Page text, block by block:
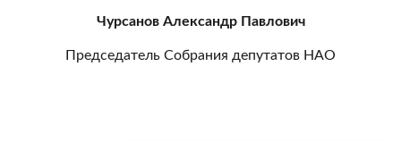
Чурсанов Александр Павлович
Председатель Собрания депутатов НАО